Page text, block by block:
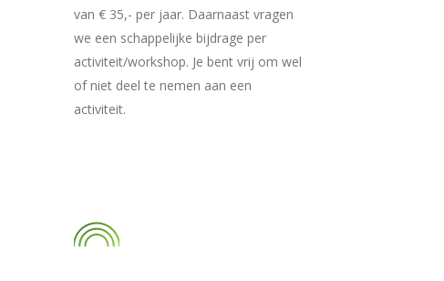
van € 35,- per jaar. Daarnaast vragen
we een schappelijke bijdrage per
activiteit/workshop. Je bent vrij om wel
of niet deel te nemen aan een
activiteit.